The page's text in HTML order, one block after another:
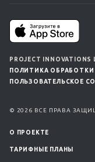
PROJECT INNOVATIONS
ПОЛИТИКА
ПОЛЬЗОВАТЕЛЬСКОЕ
© 2026 ВСЕ ПРАВА
О ПРОЕКТЕ
ТАРИФНЫЕ ПЛАНЫ